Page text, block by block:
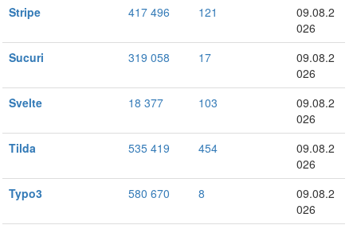
Stripe
417 496 121
09.08.2
026
Sucuri
319 058 17
09.08.2
026
Svelte
18 377 103
09.08.2
026
Tilda
535 419 454
09.08.2
026
Typo3
580 670 8
09.08.2
026